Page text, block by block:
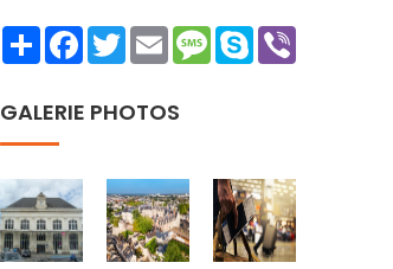
ShareFacebookTwitterEmailMessage
Skype
GALERIE PHOTOS